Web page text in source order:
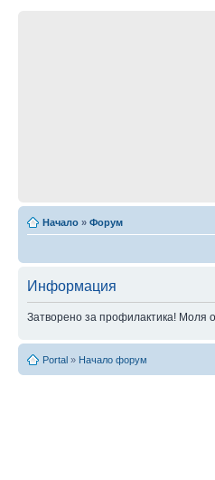
Начало » Форум
Информация
Затворено за профилактика! Моля
Portal » Начало форум